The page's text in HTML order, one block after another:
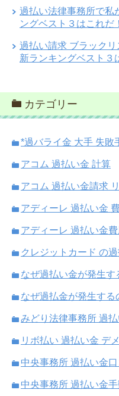
過払い法律事務所で私
ングベスト３はこれだ！
過払い請求 ブラック
新ランキングベスト３
カテゴリー
*過バライ金 大手 失敗
アコム 過払い金 計算
アコム 過払い金請求
アディーレ 過払い金
アディーレ 過払い金費
クレジットカード の
なぜ過払い金が発生す
なぜ過払金が発生する
みどり法律事務所 過
リボ払い 過払い金 デ
中央事務所 過払い金口
中央事務所 過払い金